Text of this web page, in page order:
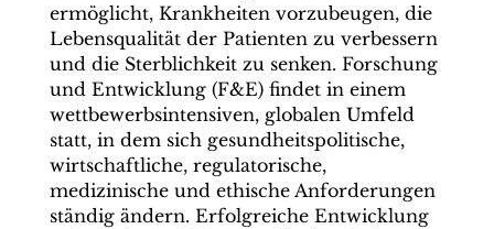
ermöglicht, Krankheiten vorzubeugen, die
Lebensqualität der Patienten zu verbessern
und die Sterblichkeit zu senken. Forschung
und Entwicklung (F&E) findet in einem
wettbewerbsintensiven, globalen Umfeld
statt, in dem sich gesundheitspolitische,
wirtschaftliche, regulatorische,
medizinische und ethische Anforderungen
ständig ändern. Erfolgreiche Entwicklung